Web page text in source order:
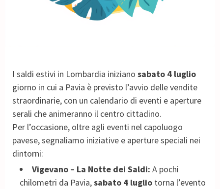
I saldi estivi in Lombardia iniziano sabato 4 luglio
giorno in cui a Pavia è previsto l’avvio delle vendite
straordinarie, con un calendario di eventi e aperture
serali che animeranno il centro cittadino.
Per l’occasione, oltre agli eventi nel capoluogo
pavese, segnaliamo iniziative e aperture speciali nei
dintorni:
Vigevano – La Notte dei Saldi: A pochi
chilometri da Pavia,sabato 4 luglio torna l’evento